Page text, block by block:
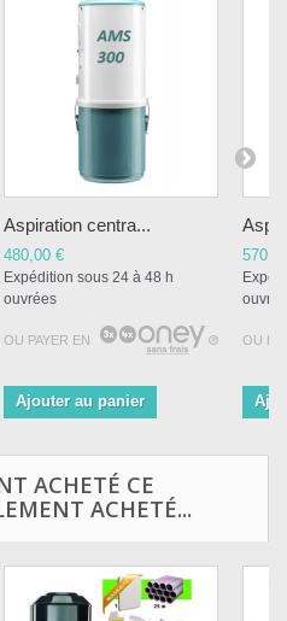
Aspiration centra...
480,00 €
Expédition sous 24 à 48 h
ouvrées
OU PAYER EN
Ajouter au panier
OU
ACHETÉ CE
ACHETÉ...